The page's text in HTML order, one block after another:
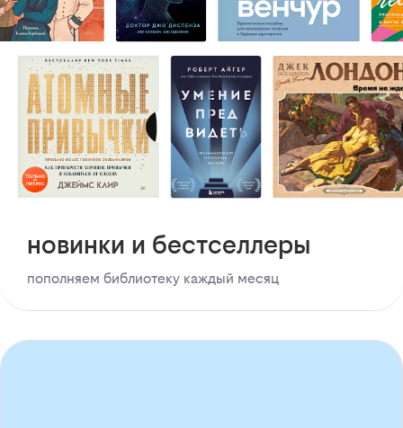
новинки и бестселлеры
пополняем библиотеку каждый месяц